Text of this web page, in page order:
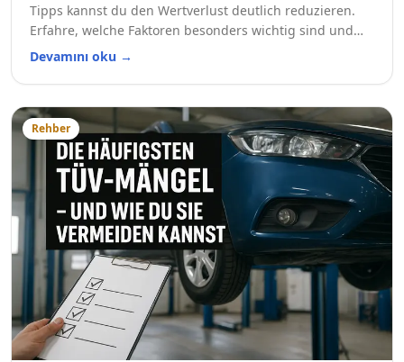
Tipps kannst du den Wertverlust deutlich reduzieren.
Erfahre, welche Faktoren besonders wichtig sind und
wie du dein Auto langfristig wertstabil hältst.
Devamını oku →
Rehber